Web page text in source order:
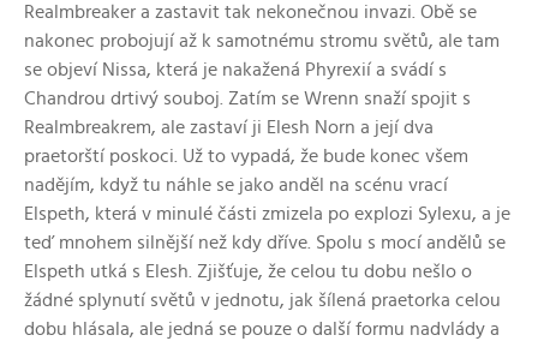
Realmbreaker a zastavit tak nekonečnou invazi. Obě se
nakonec probojují až k samotnému stromu světů, ale tam
se objeví Nissa, která je nakažená Phyrexií a svádí s
Chandrou drtivý souboj. Zatím se Wrenn snaží spojit s
Realmbreakrem, ale zastaví ji Elesh Norn a její dva
praetorští poskoci. Už to vypadá, že bude konec všem
nadějím, když tu náhle se jako anděl na scénu vrací
Elspeth, která v minulé části zmizela po explozi Sylexu, a je
teď mnohem silnější než kdy dříve. Spolu s mocí andělů se
Elspeth utká s Elesh. Zjišťuje, že celou tu dobu nešlo o
žádné splynutí světů v jednotu, jak šílená praetorka celou
dobu hlásala, ale jedná se pouze o další formu nadvlády a